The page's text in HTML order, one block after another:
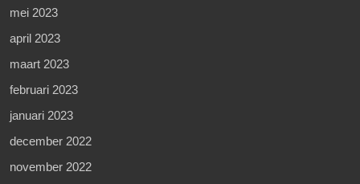
mei 2023
april 2023
maart 2023
februari 2023
januari 2023
december 2022
november 2022